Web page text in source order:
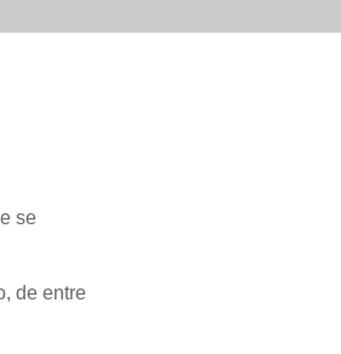
se
de entre